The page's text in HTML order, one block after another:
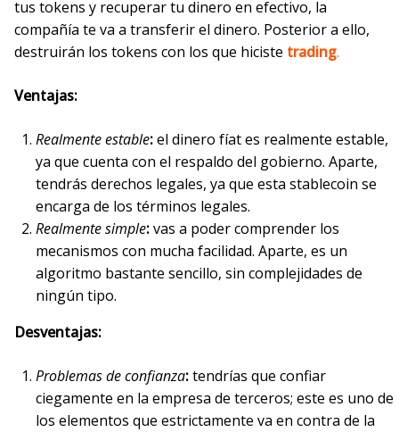
tus tokens y recuperar tu dinero en efectivo, la
compañía te va a transferir el dinero. Posterior a ello,
destruirán los tokens con los que hiciste trading.
Ventajas:
Realmente estable:el dinero fíat es realmente estable,
ya que cuenta con el respaldo del gobierno. Aparte,
tendrás derechos legales, ya que esta stablecoin se
encarga de los términos legales.
Realmente simple:vas a poder comprender los
mecanismos con mucha facilidad. Aparte, es un
algoritmo bastante sencillo, sin complejidades de
ningún tipo.
Desventajas:
Problemas de confianza:tendrías que confiar
ciegamente en la empresa de terceros; este es uno de
los elementos que estrictamente va en contra de la